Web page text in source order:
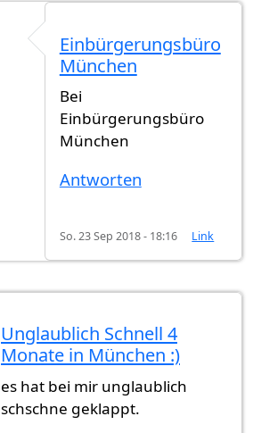
Einbürgerungsbüro
München
Bei
Einbürgerungsbüro
München
Antworten
So. 23 Sep 2018 - 18:16 Link
Unglaublich Schnell 4
Monate in München :)
es hat bei mir unglaublich
schschne geklappt.